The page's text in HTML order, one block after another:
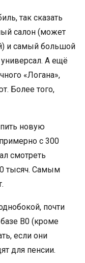
так сказать
салон (может
и самый большой
А ещё
«Логана»,
Более того,
новую
с 300
смотреть
тысяч. Самым
почти
В0 (кроме
если они
для пенсии.